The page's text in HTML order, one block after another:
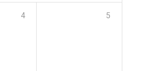
4 5